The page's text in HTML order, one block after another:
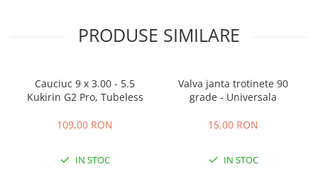
Pliabila
Tip Scuter
PRODUSE SIMILARE
Cauciuc 9 x 3.00 - 5.5
Kukirin G2 Pro, Tubeless
109,00 RON
IN STOC
Valva janta trotinete 90
grade - Universala
15,00 RON
IN STOC